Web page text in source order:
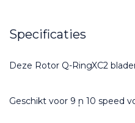
Specificaties
Deze Rotor Q-RingXC2
Geschikt voor 9 ̩n 10 speed